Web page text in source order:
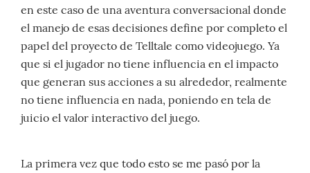
en este caso de una aventura conversacional donde
el manejo de esas decisiones define por completo el
papel del proyecto de Telltale como videojuego. Ya
que si el jugador no tiene influencia en el impacto
que generan sus acciones a su alrededor, realmente
no tiene influencia en nada, poniendo en tela de
juicio el valor interactivo del juego.
La primera vez que todo esto se me pasó por la